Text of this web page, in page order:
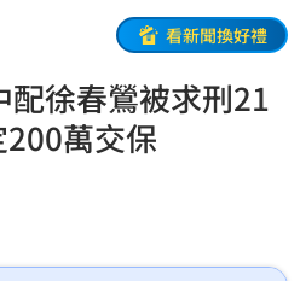
看新聞換好禮
徐春鶯被求刑21
萬交保